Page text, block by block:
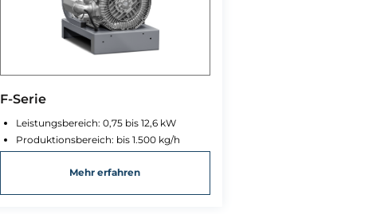
F-Serie
Leistungsbereich: 0,75 bis 12,6 kW
Produktionsbereich: bis 1.500 kg/h
Mehr erfahren